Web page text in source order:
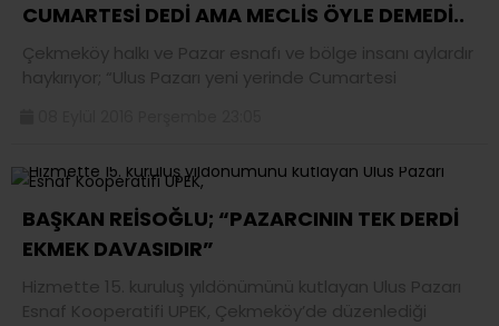
CUMARTESİ DEDİ AMA MECLİS ÖYLE DEMEDİ..
Çekmeköy halkı ve Pazar esnafı ve bölge insanı aylardır
haykırıyor; “Ulus Pazarı yeni yerinde Cumartesi
BAŞKAN REİSOĞLU; “PAZARCININ TEK DERDİ
EKMEK DAVASIDIR”
Hizmette 15. kuruluş yıldönümünü kutlayan Ulus Pazarı
Esnaf Kooperatifi UPEK, Çekmeköy’de düzenlediği